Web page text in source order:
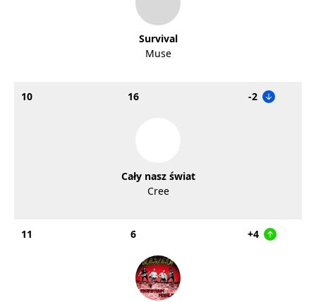
Survival
Muse
10 16 -2
Cały nasz świat
Cree
11 6 +4